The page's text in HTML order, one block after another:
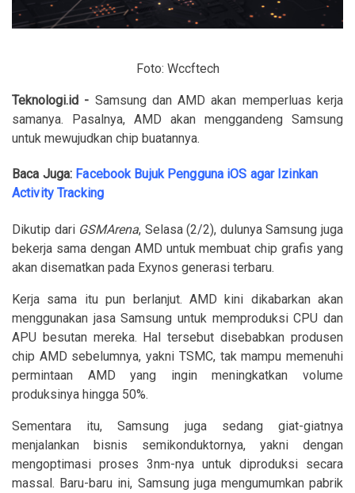
Foto: Wccftech
Teknologi.id - Samsung dan AMD akan memperluas kerja
samanya. Pasalnya, AMD akan menggandeng Samsung
untuk mewujudkan chip buatannya.
Baca Juga: Facebook Bujuk Pengguna iOS agar Izinkan
Activity Tracking
Dikutip dari GSMArena, Selasa (2/2), dulunya Samsung juga
bekerja sama dengan AMD untuk membuat chip grafis yang
akan disematkan pada Exynos generasi terbaru.
Kerja sama itu pun berlanjut. AMD kini dikabarkan akan
menggunakan jasa Samsung untuk memproduksi CPU dan
APU besutan mereka. Hal tersebut disebabkan produsen
chip AMD sebelumnya, yakni TSMC, tak mampu memenuhi
permintaan AMD yang ingin meningkatkan volume
produksinya hingga 50%.
Sementara itu, Samsung juga sedang giat-giatnya
menjalankan bisnis semikonduktornya, yakni dengan
mengoptimasi proses 3nm-nya untuk diproduksi secara
massal. Baru-baru ini, Samsung juga mengumumkan pabrik